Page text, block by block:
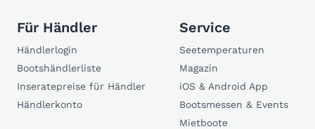
Für Händler
Händlerlogin
Bootshändlerliste
Inseratepreise für Händler
Händlerkonto
Service
Seetemperaturen
Magazin
iOS & Android App
Bootsmessen & Events
Mietboote